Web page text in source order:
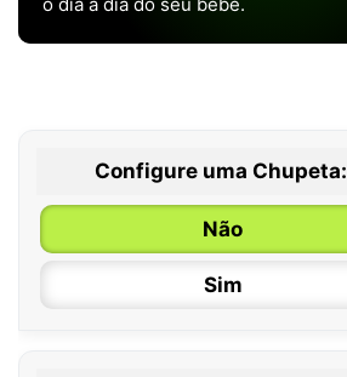
Configure uma Chupeta:
Não
Sim